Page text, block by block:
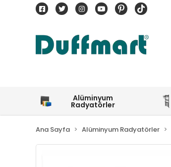
Alüminyum
Radyatörler
Ana Sayfa Alüminyum Radyatörler